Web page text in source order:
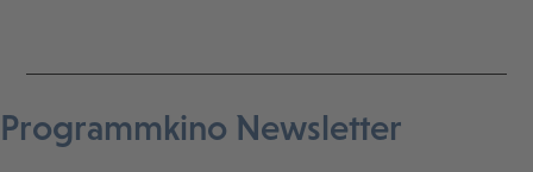
Programmkino Newsletter